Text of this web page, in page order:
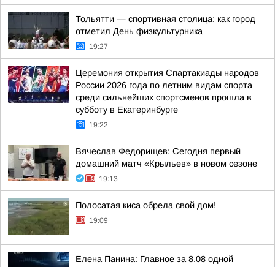
Тольятти — спортивная столица: как город
отметил День физкультурника
19:27
Церемония открытия Спартакиады народов
России 2026 года по летним видам спорта
среди сильнейших спортсменов прошла в
субботу в Екатеринбурге
19:22
Вячеслав Федорищев: Сегодня первый
домашний матч «Крыльев» в новом сезоне
19:13
Полосатая киса обрела свой дом!
19:09
Елена Панина: Главное за 8.08 одной